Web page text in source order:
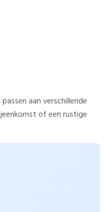
aan verschillende
of een rustige